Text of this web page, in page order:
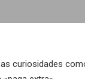
curiosidades